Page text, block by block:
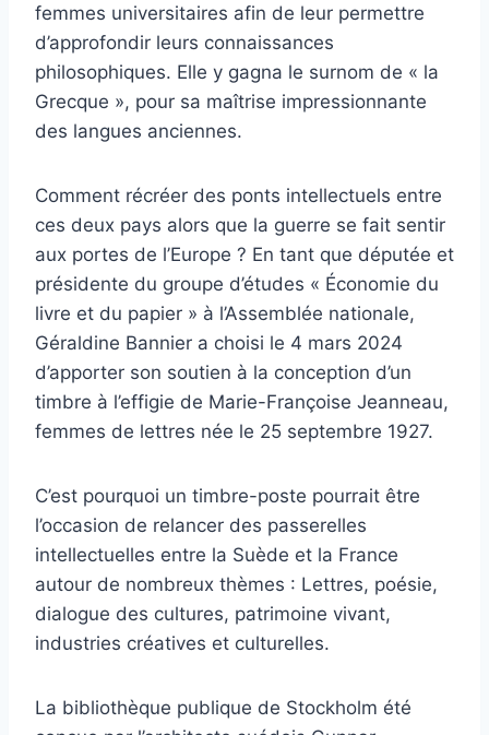
femmes universitaires afin de leur permettre
d’approfondir leurs connaissances
philosophiques. Elle y gagna le surnom de « la
Grecque », pour sa maîtrise impressionnante
des langues anciennes.
Comment récréer des ponts intellectuels entre
ces deux pays alors que la guerre se fait sentir
aux portes de l’Europe ? En tant que députée et
présidente du groupe d’études « Économie du
livre et du papier » à l’Assemblée nationale,
Géraldine Bannier a choisi le 4 mars 2024
d’apporter son soutien à la conception d’un
timbre à l’effigie de Marie-Françoise Jeanneau,
femmes de lettres née le 25 septembre 1927.
C’est pourquoi un timbre-poste pourrait être
l’occasion de relancer des passerelles
intellectuelles entre la Suède et la France
autour de nombreux thèmes : Lettres, poésie,
dialogue des cultures, patrimoine vivant,
industries créatives et culturelles.
La bibliothèque publique de Stockholm été